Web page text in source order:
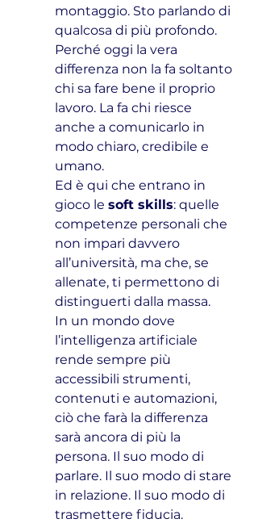
montaggio. Sto parlando di
qualcosa di più profondo.
Perché oggi la vera
differenza non la fa soltanto
chi sa fare bene il proprio
lavoro. La fa chi riesce
anche a comunicarlo in
modo chiaro, credibile e
umano.
Ed è qui che entrano in
gioco le soft skills: quelle
competenze personali che
non impari davvero
all’università, ma che, se
allenate, ti permettono di
distinguerti dalla massa.
In un mondo dove
l’intelligenza artificiale
rende sempre più
accessibili strumenti,
contenuti e automazioni,
ciò che farà la differenza
sarà ancora di più la
persona. Il suo modo di
parlare. Il suo modo di stare
in relazione. Il suo modo di
trasmettere fiducia.